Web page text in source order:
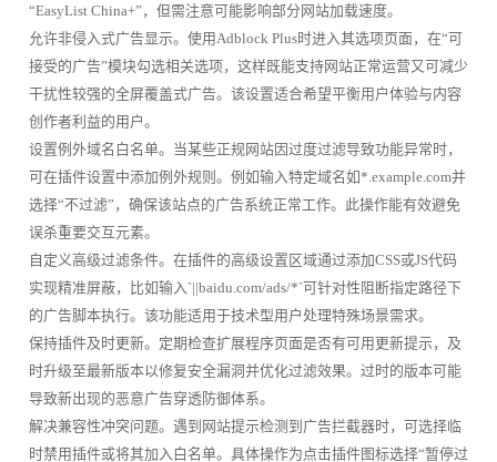
“EasyList China+”，但需注意可能影响部分网站加载速度。
允许非侵入式广告显示。使用Adblock Plus时进入其选项页面，在“可
接受的广告”模块勾选相关选项，这样既能支持网站正常运营又可减少
干扰性较强的全屏覆盖式广告。该设置适合希望平衡用户体验与内容
创作者利益的用户。
设置例外域名白名单。当某些正规网站因过度过滤导致功能异常时，
可在插件设置中添加例外规则。例如输入特定域名如*.example.com并
选择“不过滤”，确保该站点的广告系统正常工作。此操作能有效避免
误杀重要交互元素。
自定义高级过滤条件。在插件的高级设置区域通过添加CSS或JS代码
实现精准屏蔽，比如输入`||baidu.com/ads/*`可针对性阻断指定路径下
的广告脚本执行。该功能适用于技术型用户处理特殊场景需求。
保持插件及时更新。定期检查扩展程序页面是否有可用更新提示，及
时升级至最新版本以修复安全漏洞并优化过滤效果。过时的版本可能
导致新出现的恶意广告穿透防御体系。
解决兼容性冲突问题。遇到网站提示检测到广告拦截器时，可选择临
时禁用插件或将其加入白名单。具体操作为点击插件图标选择“暂停过